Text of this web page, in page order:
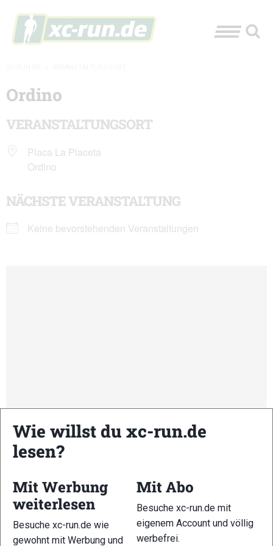
Ordino
VERANSTALTUNGSORT
Placa La Placeta
Ordino
NÄCHSTE VERANSTALTUNG
Keine bevorstehenden Veranstaltungen
Kommende Veranstaltungen
<li>Keine Veranstaltungen an diesem Ort</li>
Schreibe einen Kommentar
Wie willst du xc-run.de
lesen?
Mit Werbung
weiterlesen
Besuche xc-run.de wie
gewohnt mit Werbung und
Mit Abo
Besuche xc-run.de mit
eigenem Account und völlig
werbefrei.